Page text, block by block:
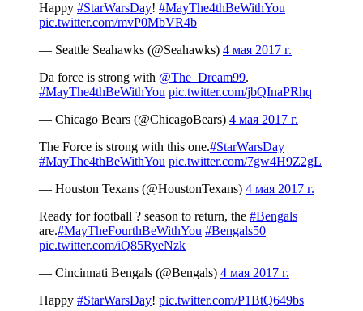
Happy #StarWarsDay! #MayThe4thBeWithYou
pic.twitter.com/mvP0MbVR4b
— Seattle Seahawks (@Seahawks) 4 мая 2017 г.
Da force is strong with @The_Dream99.
#MayThe4thBeWithYou pic.twitter.com/jbQInaPRhq
— Chicago Bears (@ChicagoBears) 4 мая 2017 г.
The Force is strong with this one.#StarWarsDay
#MayThe4thBeWithYou pic.twitter.com/7gw4H9Z2gL
— Houston Texans (@HoustonTexans) 4 мая 2017 г.
Ready for football ? season to return, the #Bengals
are.#MayTheFourthBeWithYou #Bengals50
pic.twitter.com/iQ85RyeNzk
— Cincinnati Bengals (@Bengals) 4 мая 2017 г.
Happy #StarWarsDay! pic.twitter.com/P1BtQ649bs